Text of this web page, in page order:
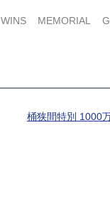
WINS MEMORIAL
桶狭間特別 1000